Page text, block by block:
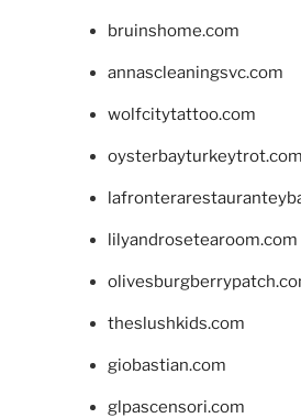
bruinshome.com
annascleaningsvc.com
wolfcitytattoo.com
oysterbayturkeytrot.com
lilyandrosetearoom.com
theslushkids.com
giobastian.com
glpascensori.com